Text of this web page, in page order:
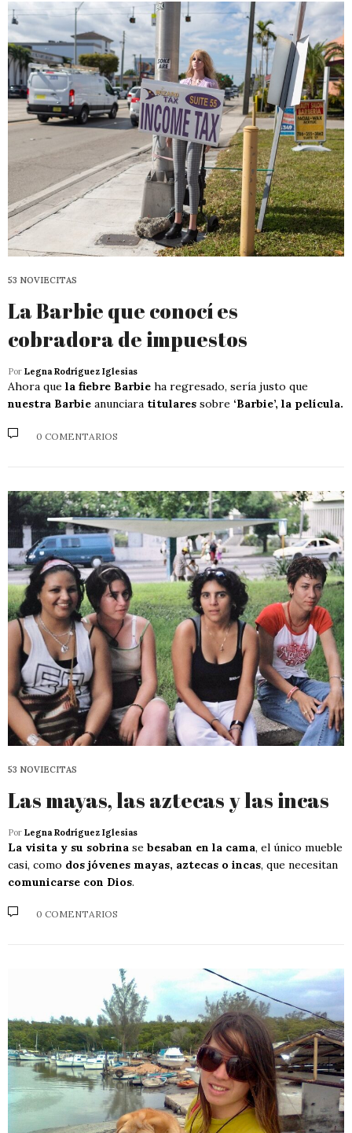
53 NOVIECITAS
La Barbie que conocí es
cobradora de impuestos
Por Legna Rodríguez Iglesias
Ahora que la fiebre Barbie ha regresado, sería justo que
nuestra Barbie anunciara titulares sobre ‘Barbie’, la película.
0 COMENTARIOS
53 NOVIECITAS
Las mayas, las aztecas y las incas
Por Legna Rodríguez Iglesias
La visita y su sobrina se besaban en la cama, el único mueble
casi, como dos jóvenes mayas, aztecas o incas, que necesitan
comunicarse con Dios.
0 COMENTARIOS